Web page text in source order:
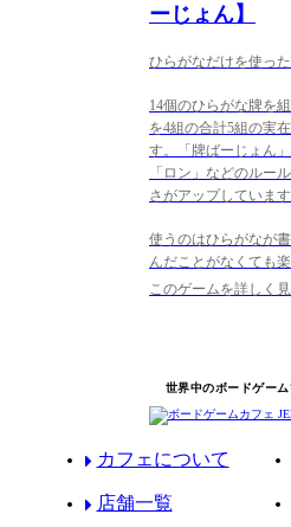
ーじょん】
ひらがなだけを使っ
14個のひらがな牌を
を4組の合計5組の実
す。「牌ばーじょん
「ロン」などのルー
さがアップしています
使うのはひらがなが
んだことがなくても
このゲームを詳しく
世界中のボードゲー
カフェについて
店舗一覧